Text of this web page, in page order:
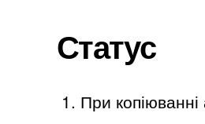
Статус
При